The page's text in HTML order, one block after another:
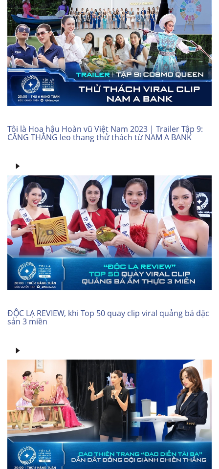
Tôi là Hoa hậu Hoàn vũ Việt Nam 2023 | Trailer Tập 9:
CĂNG THẲNG leo thang thử thách từ NAM A BANK
ĐỘC LẠ REVIEW, khi Top 50 quay clip viral quảng bá đặc
sản 3 miền